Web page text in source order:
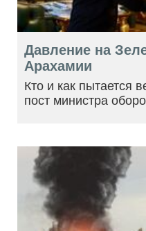
Давление на
Арахамии
Кто и как пытается
пост министра